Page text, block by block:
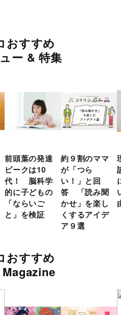
おすすめ
ー & 特集
前頭葉の発達
ピークは10
代！ 脳科学
的に子どもの
「ならいご
と」を検証
約９割のママ
が「つら
い！」と回
答 「読み聞
かせ」を楽し
くするアイデ
ア９選
おすすめ